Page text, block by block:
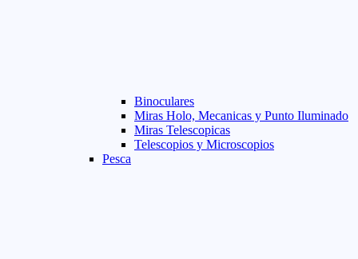
Binoculares
Miras Holo, Mecanicas y Punto Iluminado
Miras Telescopicas
Telescopios y Microscopios
Pesca